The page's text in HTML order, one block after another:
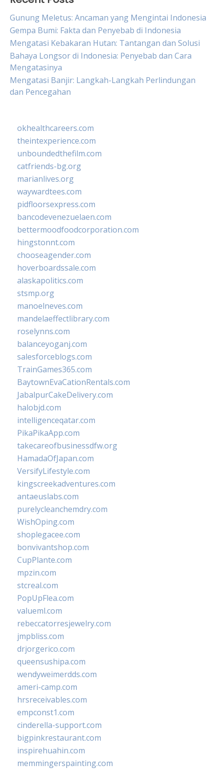
Gunung Meletus: Ancaman yang Mengintai Indonesia
Gempa Bumi: Fakta dan Penyebab di Indonesia
Mengatasi Kebakaran Hutan: Tantangan dan Solusi
Bahaya Longsor di Indonesia: Penyebab dan Cara
Mengatasinya
Mengatasi Banjir: Langkah-Langkah Perlindungan
dan Pencegahan
okhealthcareers.com
theintexperience.com
unboundedthefilm.com
catfriends-bg.org
marianlives.org
waywardtees.com
pidfloorsexpress.com
bancodevenezuelaen.com
bettermoodfoodcorporation.com
hingstonnt.com
chooseagender.com
hoverboardssale.com
alaskapolitics.com
stsmp.org
manoelneves.com
mandelaeffectlibrary.com
roselynns.com
balanceyoganj.com
salesforceblogs.com
TrainGames365.com
BaytownEvaCationRentals.com
JabalpurCakeDelivery.com
halobjd.com
intelligenceqatar.com
PikaPikaApp.com
takecareofbusinessdfw.org
HamadaOfJapan.com
VersifyLifestyle.com
kingscreekadventures.com
antaeuslabs.com
purelycleanchemdry.com
WishOping.com
shoplegacee.com
bonvivantshop.com
CupPlante.com
mpzin.com
stcreal.com
PopUpFlea.com
valueml.com
rebeccatorresjewelry.com
jmpbliss.com
drjorgerico.com
queensushipa.com
wendyweimerdds.com
ameri-camp.com
hrsreceivables.com
empconst1.com
cinderella-support.com
bigpinkrestaurant.com
inspirehuahin.com
memmingerspainting.com